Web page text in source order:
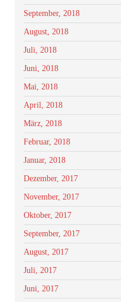
September, 2018
August, 2018
Juli, 2018
Juni, 2018
Mai, 2018
April, 2018
März, 2018
Februar, 2018
Januar, 2018
Dezember, 2017
November, 2017
Oktober, 2017
September, 2017
August, 2017
Juli, 2017
Juni, 2017